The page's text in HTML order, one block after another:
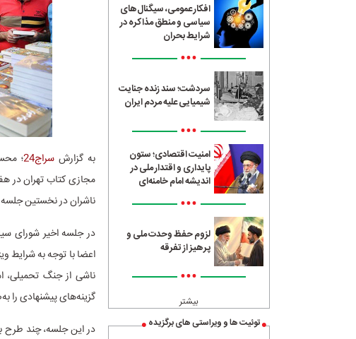
افکار عمومی، سیگنال‌های
سیاسی و منطق مذاکره در
شرایط بحران
•••
سردشت؛ سند زنده جنایت
شیمیایی علیه مردم ایران
•••
امنیت اقتصادی؛ ستون
پایداری و اقتدار ملی در
اندیشه امام خامنه‌ای
•••
لزوم حفظ وحدت ملی و
پرهیز از تفرقه
•••
بیشتر
توئیت ها و ویراستی های برگزیده
به گزارش سراج24
؛
ناشران در نخستین
اعضا با توجه به شرایط
ناشی از جنگ تحمیلی،
گزینه‌های پیشنهادی را
در این جلسه، چند طرح